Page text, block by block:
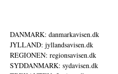
DANMARK: danmarkavisen.dk
JYLLAND: jyllandsavisen.dk
REGIONEN: regionsavisen.dk
SYDDANMARK: sydavisen.dk